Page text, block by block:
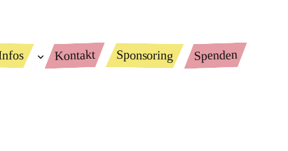
Kontakt Sponsoring Spenden